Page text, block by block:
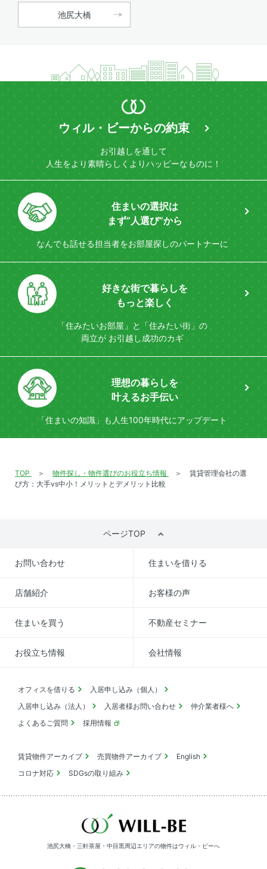
池尻大橋
ウィル・ビーからの約束
お引越しを通して
人生をより素晴らしく よりハッピーなものに！
住まいの選択は
まず“人選び”から
なんでも話せる担当者をお部屋探しのパートナーに
好きな街で暮らしを
もっと楽しく
「住みたいお部屋」と「住みたい街」の
両立がお引越し成功のカギ
理想の暮らしを
叶えるお手伝い
「住まいの知識」も 人生100年時代にアップデート
TOP 物件探し・物件選びのお役立ち情報
賃貸管理会社の選
び方：大手vs中小！メリットとデメリット比較
ページTOP
お問い合わせ 住まいを借りる
店舗紹介 お客様の声
住まいを買う 不動産セミナー
お役立ち情報 会社情報
オフィスを借りる
入居申し込み（個人）
入居申し込み（法人）
入居者様お問い合わせ
仲介業者様へ
よくあるご質問
採用情報
賃貸物件アーカイブ 売買物件アーカイブ
English
コロナ対応
SDGsの取り組み
池尻大橋・三軒茶屋・中目黒周辺エリアの物件はウィル・ビーへ